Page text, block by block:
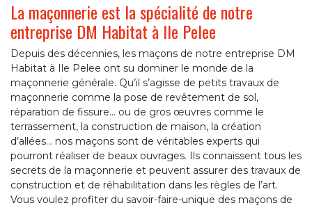
La maçonnerie est la spécialité de notre
entreprise DM Habitat à Ile Pelee
Depuis des décennies, les maçons de notre entreprise DM
Habitat à Ile Pelee ont su dominer le monde de la
maçonnerie générale. Qu’il s’agisse de petits travaux de
maçonnerie comme la pose de revêtement de sol,
réparation de fissure… ou de gros œuvres comme le
terrassement, la construction de maison, la création
d’allées… nos maçons sont de véritables experts qui
pourront réaliser de beaux ouvrages. Ils connaissent tous les
secrets de la maçonnerie et peuvent assurer des travaux de
construction et de réhabilitation dans les règles de l’art.
Vous voulez profiter du savoir-faire-unique des maçons de